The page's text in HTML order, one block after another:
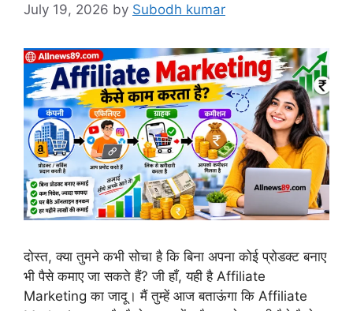
July 19, 2026 by Subodh kumar
दोस्त, क्या तुमने कभी सोचा है कि बिना अपना कोई प्रोडक्ट बनाए
भी पैसे कमाए जा सकते हैं? जी हाँ, यही है Affiliate
Marketing का जादू। मैं तुम्हें आज बताऊंगा कि Affiliate